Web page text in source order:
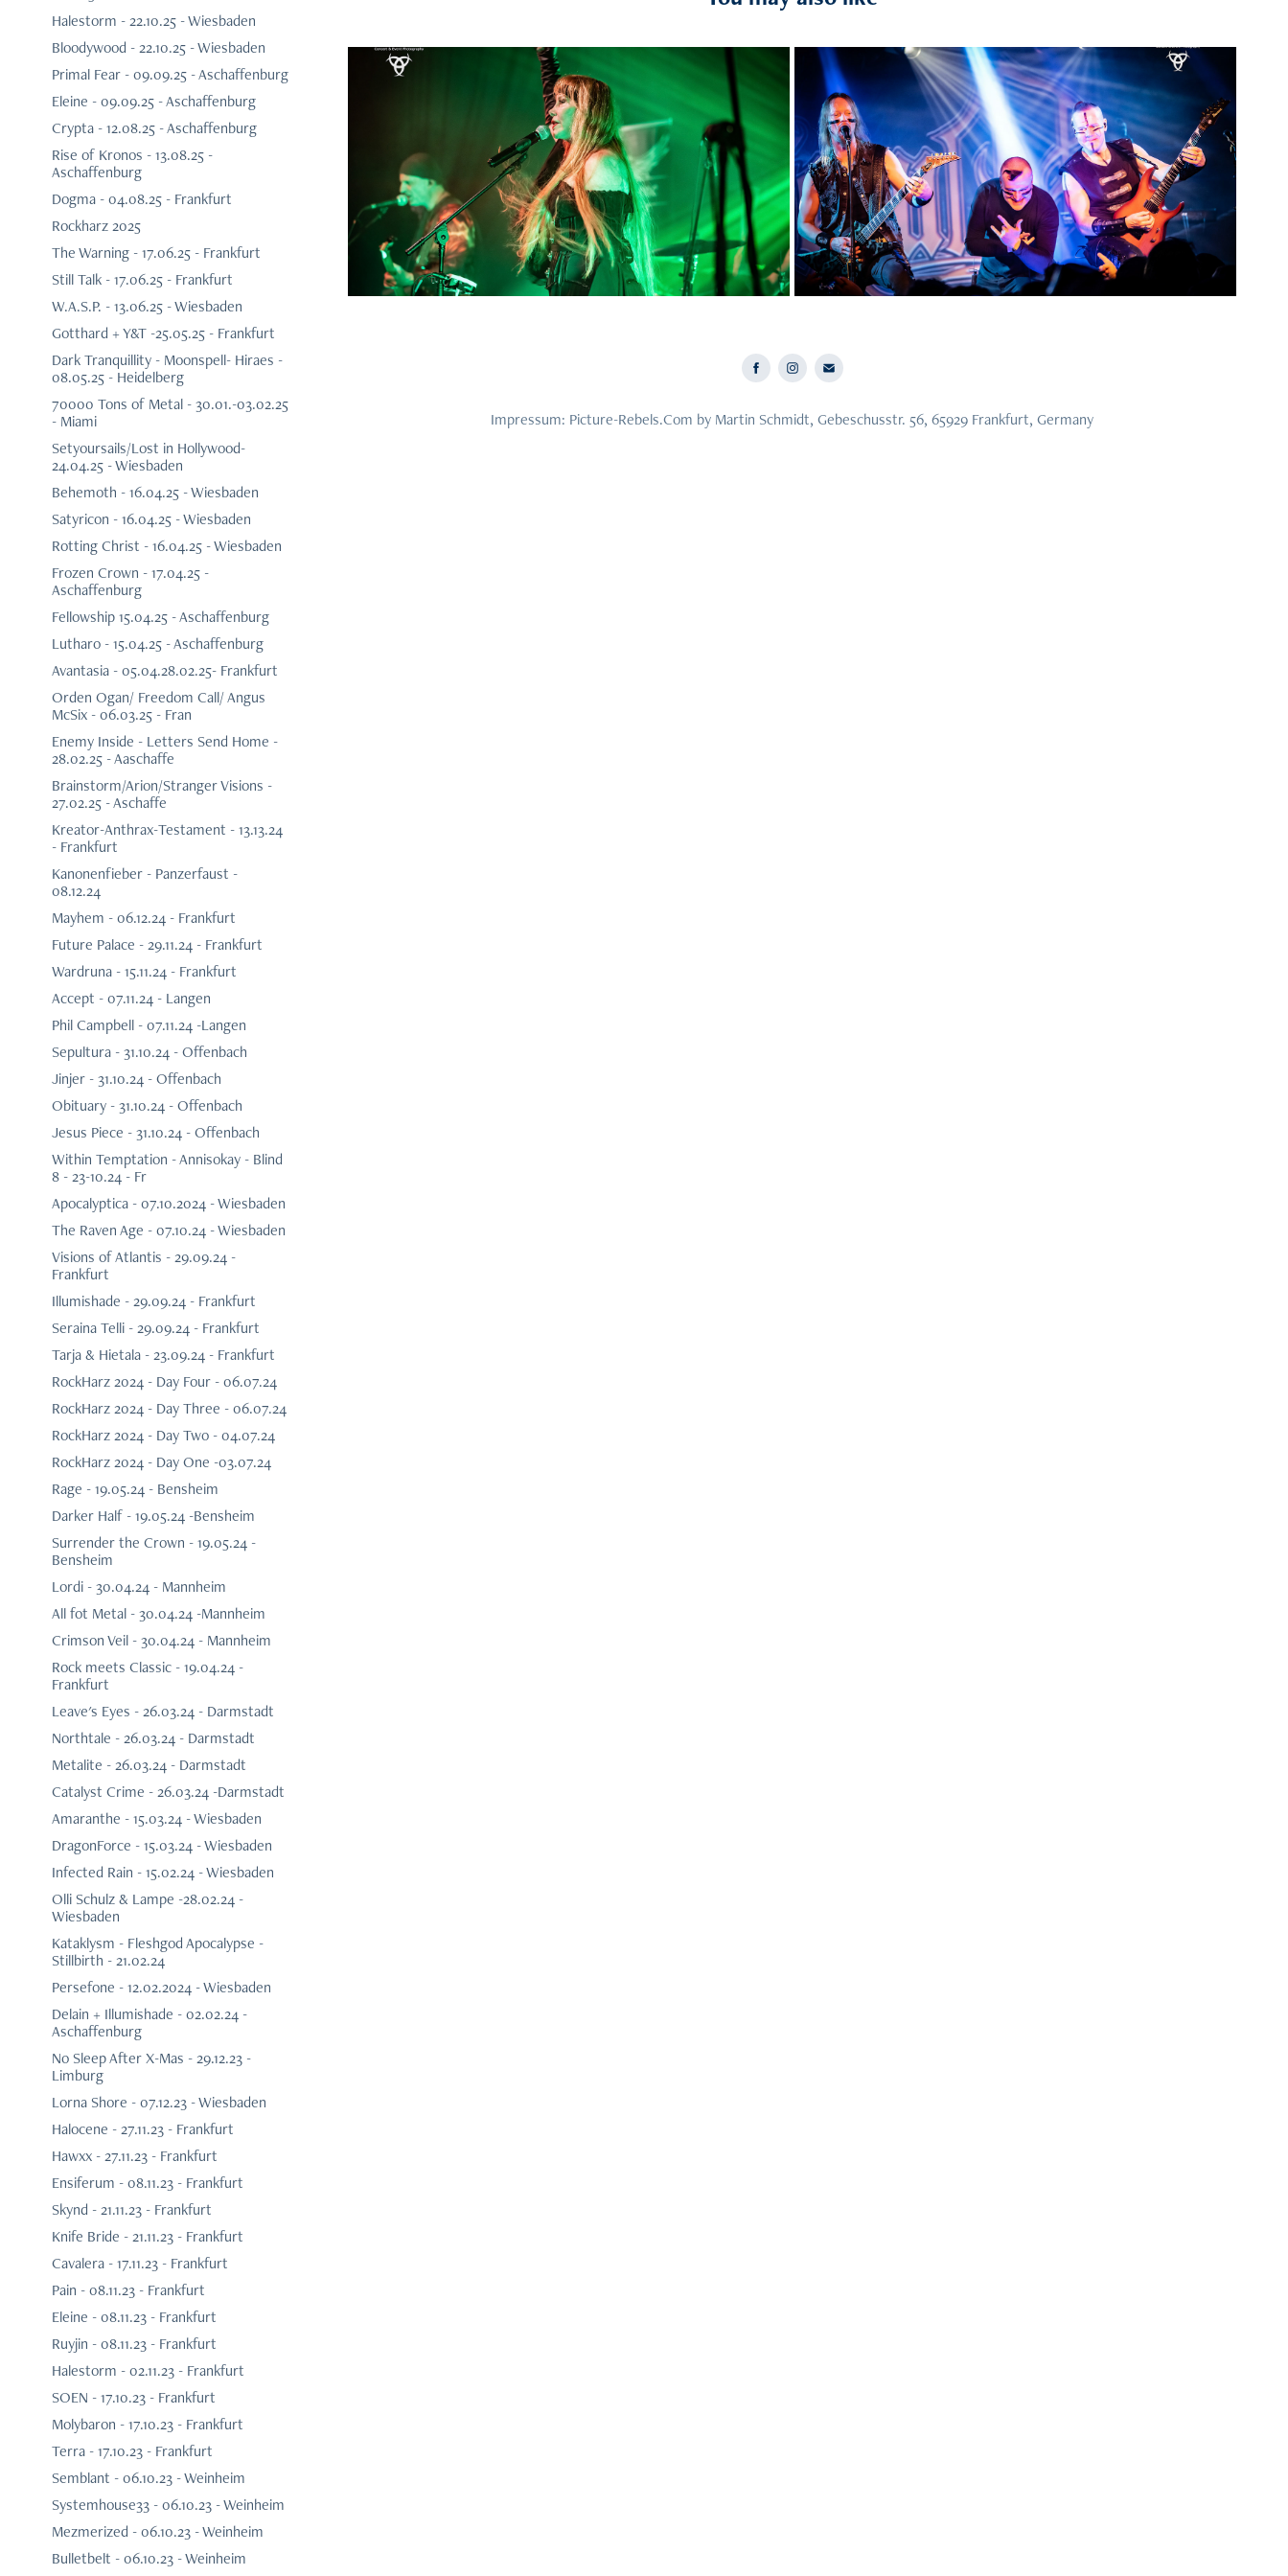
Halestorm - 22.10.25 - Wiesbaden
Bloodywood - 22.10.25 - Wiesbaden
Primal Fear - 09.09.25 - Aschaffenburg
Eleine - 09.09.25 - Aschaffenburg
Crypta - 12.08.25 - Aschaffenburg
Rise of Kronos - 13.08.25 -
Aschaffenburg
Dogma - 04.08.25 - Frankfurt
Rockharz 2025
The Warning - 17.06.25 - Frankfurt
Still Talk - 17.06.25 - Frankfurt
W.A.S.P. - 13.06.25 - Wiesbaden
Gotthard + Y&T -25.05.25 - Frankfurt
Dark Tranquillity - Moonspell- Hiraes -
08.05.25 - Heidelberg
70000 Tons of Metal - 30.01.-03.02.25
- Miami
Setyoursails/Lost in Hollywood-
24.04.25 - Wiesbaden
Behemoth - 16.04.25 - Wiesbaden
Satyricon - 16.04.25 - Wiesbaden
Rotting Christ - 16.04.25 - Wiesbaden
Frozen Crown - 17.04.25 -
Aschaffenburg
Fellowship 15.04.25 - Aschaffenburg
Lutharo - 15.04.25 - Aschaffenburg
Avantasia - 05.04.28.02.25- Frankfurt
Orden Ogan/ Freedom Call/ Angus
McSix - 06.03.25 - Fran
Enemy Inside - Letters Send Home -
28.02.25 - Aaschaffe
Brainstorm/Arion/Stranger Visions -
27.02.25 - Aschaffe
Kreator-Anthrax-Testament - 13.13.24
- Frankfurt
Kanonenfieber - Panzerfaust -
08.12.24
Mayhem - 06.12.24 - Frankfurt
Future Palace - 29.11.24 - Frankfurt
Wardruna - 15.11.24 - Frankfurt
Accept - 07.11.24 - Langen
Phil Campbell - 07.11.24 -Langen
Sepultura - 31.10.24 - Offenbach
Jinjer - 31.10.24 - Offenbach
Obituary - 31.10.24 - Offenbach
Jesus Piece - 31.10.24 - Offenbach
Within Temptation - Annisokay - Blind
8 - 23-10.24 - Fr
Apocalyptica - 07.10.2024 - Wiesbaden
The Raven Age - 07.10.24 - Wiesbaden
Visions of Atlantis - 29.09.24 -
Frankfurt
Illumishade - 29.09.24 - Frankfurt
Seraina Telli - 29.09.24 - Frankfurt
Tarja & Hietala - 23.09.24 - Frankfurt
RockHarz 2024 - Day Four - 06.07.24
RockHarz 2024 - Day Three - 06.07.24
RockHarz 2024 - Day Two - 04.07.24
RockHarz 2024 - Day One -03.07.24
Rage - 19.05.24 - Bensheim
Darker Half - 19.05.24 -Bensheim
Surrender the Crown - 19.05.24 -
Bensheim
Lordi - 30.04.24 - Mannheim
All fot Metal - 30.04.24 -Mannheim
Crimson Veil - 30.04.24 - Mannheim
Rock meets Classic - 19.04.24 -
Frankfurt
Leave's Eyes - 26.03.24 - Darmstadt
Northtale - 26.03.24 - Darmstadt
Metalite - 26.03.24 - Darmstadt
Catalyst Crime - 26.03.24 -Darmstadt
Amaranthe - 15.03.24 - Wiesbaden
DragonForce - 15.03.24 - Wiesbaden
Infected Rain - 15.02.24 - Wiesbaden
Olli Schulz & Lampe -28.02.24 -
Wiesbaden
Kataklysm - Fleshgod Apocalypse -
Stillbirth - 21.02.24
Persefone - 12.02.2024 - Wiesbaden
Delain + Illumishade - 02.02.24 -
Aschaffenburg
No Sleep After X-Mas - 29.12.23 -
Limburg
Lorna Shore - 07.12.23 - Wiesbaden
Halocene - 27.11.23 - Frankfurt
Hawxx - 27.11.23 - Frankfurt
Ensiferum - 08.11.23 - Frankfurt
Skynd - 21.11.23 - Frankfurt
Knife Bride - 21.11.23 - Frankfurt
Cavalera - 17.11.23 - Frankfurt
Pain - 08.11.23 - Frankfurt
Eleine - 08.11.23 - Frankfurt
Ruyjin - 08.11.23 - Frankfurt
Halestorm - 02.11.23 - Frankfurt
SOEN - 17.10.23 - Frankfurt
Molybaron - 17.10.23 - Frankfurt
Terra - 17.10.23 - Frankfurt
Semblant - 06.10.23 - Weinheim
Systemhouse33 - 06.10.23 - Weinheim
Mezmerized - 06.10.23 - Weinheim
Bulletbelt - 06.10.23 - Weinheim
2023
Serpentyne - 11.03.23 - Mannheim
2023
Ensiferum - 29.03.23 - Aschaffenburg
Impressum: Picture-Rebels.Com by Martin Schmidt, Gebeschusstr. 56, 65929 Frankfurt, Germany